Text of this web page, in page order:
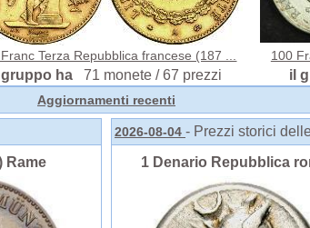
Terza Repubblica francese (187 ...
gruppo ha71 monete / 67 prezzi
100
il
Aggiornamenti recenti
Rame
2026-08-04 - Prezzi storici
1 Denario Repubblica